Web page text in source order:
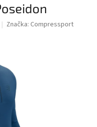
Značka: Compressport